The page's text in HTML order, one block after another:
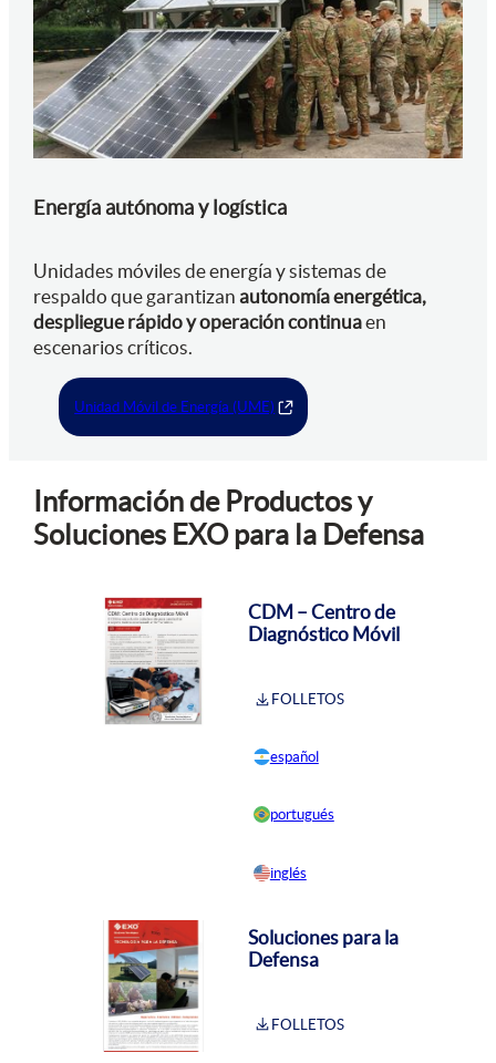
Energía autónoma y logística
Unidades móviles de energía y sistemas de
respaldo que garantizanautonomía energética,
despliegue rápido y operación continuaen
escenarios críticos.
Unidad Móvil de Energía (UME)
Información de Productos y
Soluciones EXO para la Defensa
CDM – Centro de
Diagnóstico Móvil
FOLLETOS
español
portugués
inglés
Soluciones para la
Defensa
FOLLETOS